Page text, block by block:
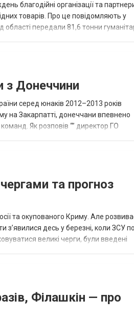
благодійні організації та
товарів. Про це повідомляють у
передали 81,6 тонни
з Донеччини
серед юнаків 2012–2013 років
на Закарпатті, донеччани впевнено
Як розповів “” директор ГО
та прогноз
та окупованого Криму. Але
з’явилися десь у березні, коли ЗСУ
великі черги, були введені
Філашкін — про